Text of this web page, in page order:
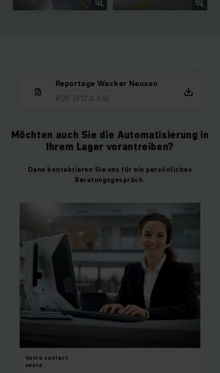
Reportage Wacker Neuson
PDF (312,0 KB)
Möchten auch Sie die Automatisierung in
Ihrem Lager vorantreiben?
Dann kontaktieren Sie uns für ein persönliches
Beratungsgespräch.
Votre contact
vente